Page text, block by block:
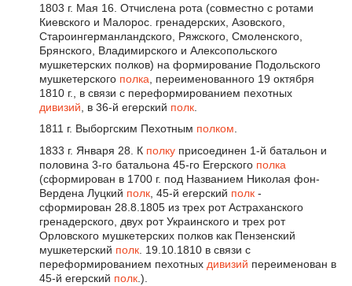
1803 г. Мая 16. Отчислена рота (совместно с ротами
Киевского и Малорос. гренадерских, Азовского,
Староингерманландского, Ряжского, Смоленского,
Брянского, Владимирского и Алексопольского
мушкетерских полков) на формирование Подольского
мушкетерского полка , переименованного 19 октября
1810 г., в связи с переформированием пехотных
дивизий , в 36-й егерский полк
1811 г. Выборгским Пехотным полком.
1833 г. Января 28. К полку присоединен 1-й батальон и
половина 3-го батальона 45-го Егерского полка
(сформирован в 1700 г. под Названием Николая фон-
Вердена Луцкий полк , 45-й егерский полк -
сформирован 28.8.1805 из трех рот Астраханского
гренадерского, двух рот Украинского и трех рот
Орловского мушкетерских полков как Пензенский
мушкетерский полк . 19.10.1810 в связи с
переформированием пехотных дивизий переименован в
45-й егерский полк .).